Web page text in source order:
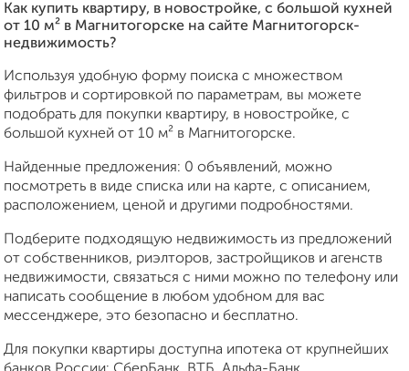
Как купить квартиру, в новостройке, c большой кухней
от 10 м² в Магнитогорске на сайте Магнитогорск-
недвижимость?
Используя удобную форму поиска с множеством
фильтров и сортировкой по параметрам, вы можете
подобрать для покупки квартиру, в новостройке, c
большой кухней от 10 м² в Магнитогорске.
Найденные предложения: 0 объявлений, можно
посмотреть в виде списка или на карте, с описанием,
расположением, ценой и другими подробностями.
Подберите подходящую недвижимость из предложений
от собственников, риэлторов, застройщиков и агенств
недвижимости, связаться с ними можно по телефону или
написать сообщение в любом удобном для вас
мессенджере, это безопасно и бесплатно.
Для покупки квартиры доступна ипотека от крупнейших